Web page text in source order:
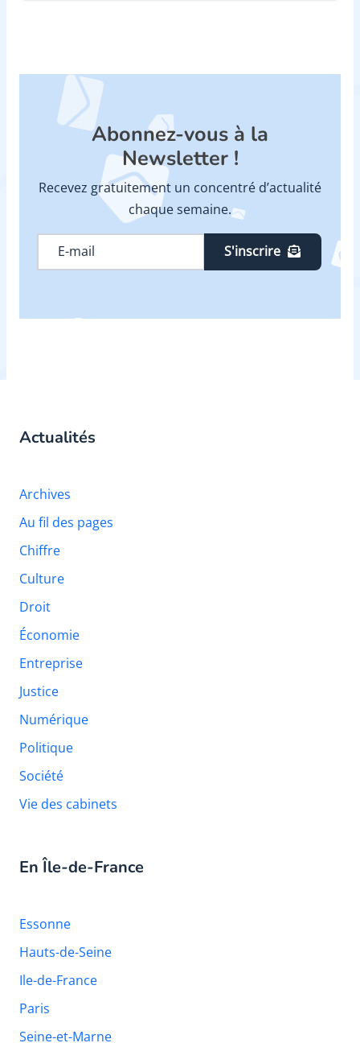
Abonnez-vous à la
Newsletter !
Recevez gratuitement un concentré d’actualité
chaque semaine.
S'inscrire
Actualités
Archives
Au fil des pages
Chiffre
Culture
Droit
Économie
Entreprise
Justice
Numérique
Politique
Société
Vie des cabinets
En Île-de-France
Essonne
Hauts-de-Seine
Ile-de-France
Paris
Seine-et-Marne